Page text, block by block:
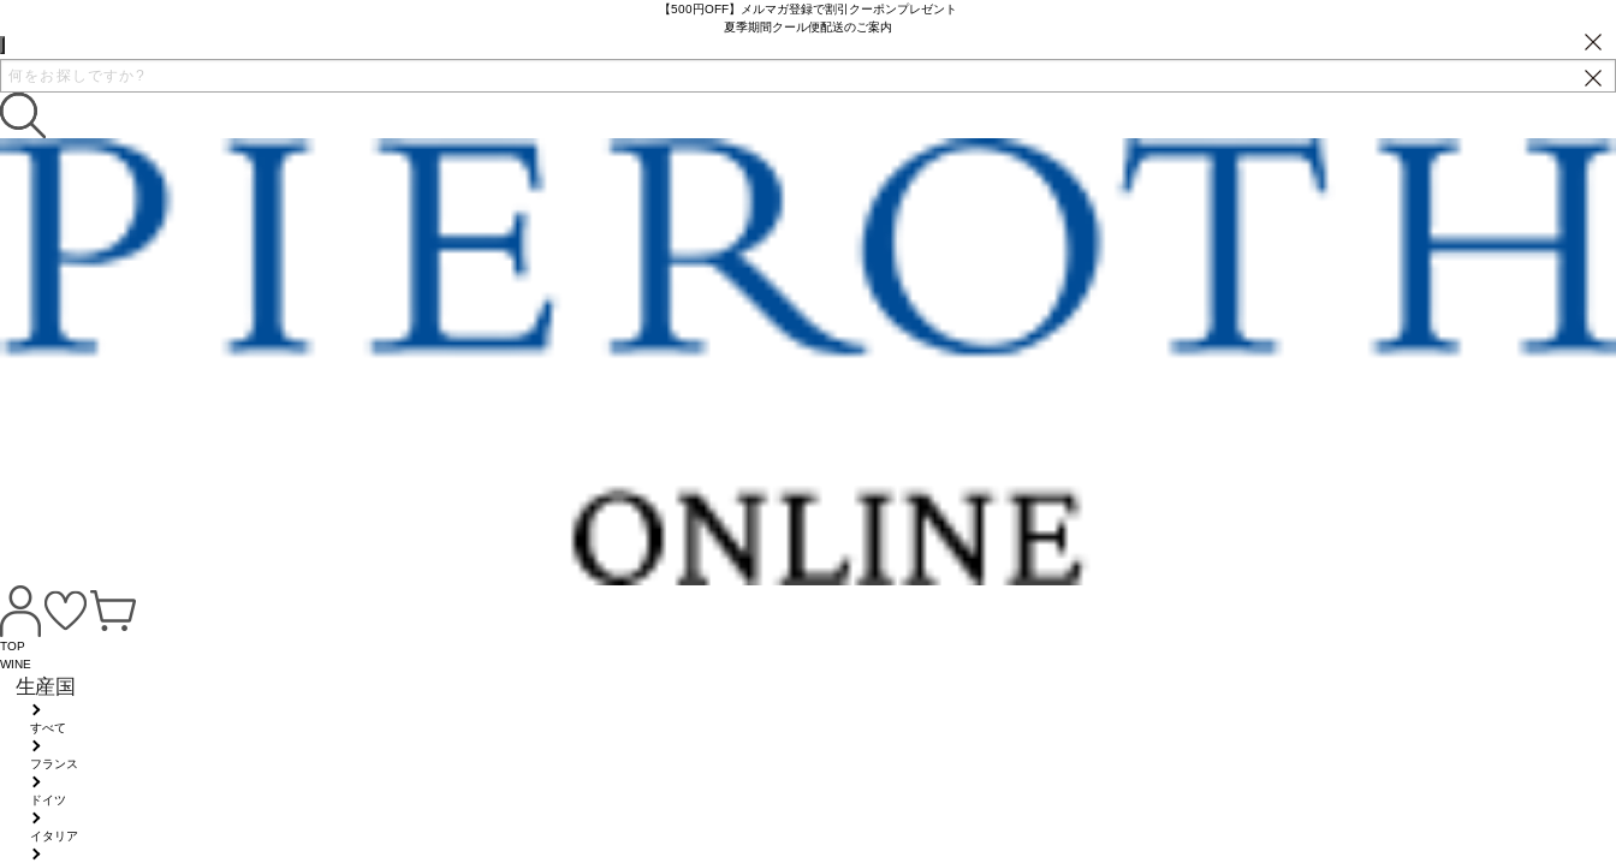
【500円OFF】メルマガ登録で割引クーポンプレゼント
夏季期間クール便配送のご案内
TOP
WINE
生産国
すべて
フランス
ドイツ
イタリア